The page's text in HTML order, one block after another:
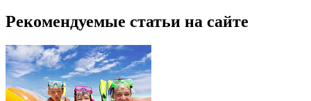
Рекомендуемые статьи на сайте